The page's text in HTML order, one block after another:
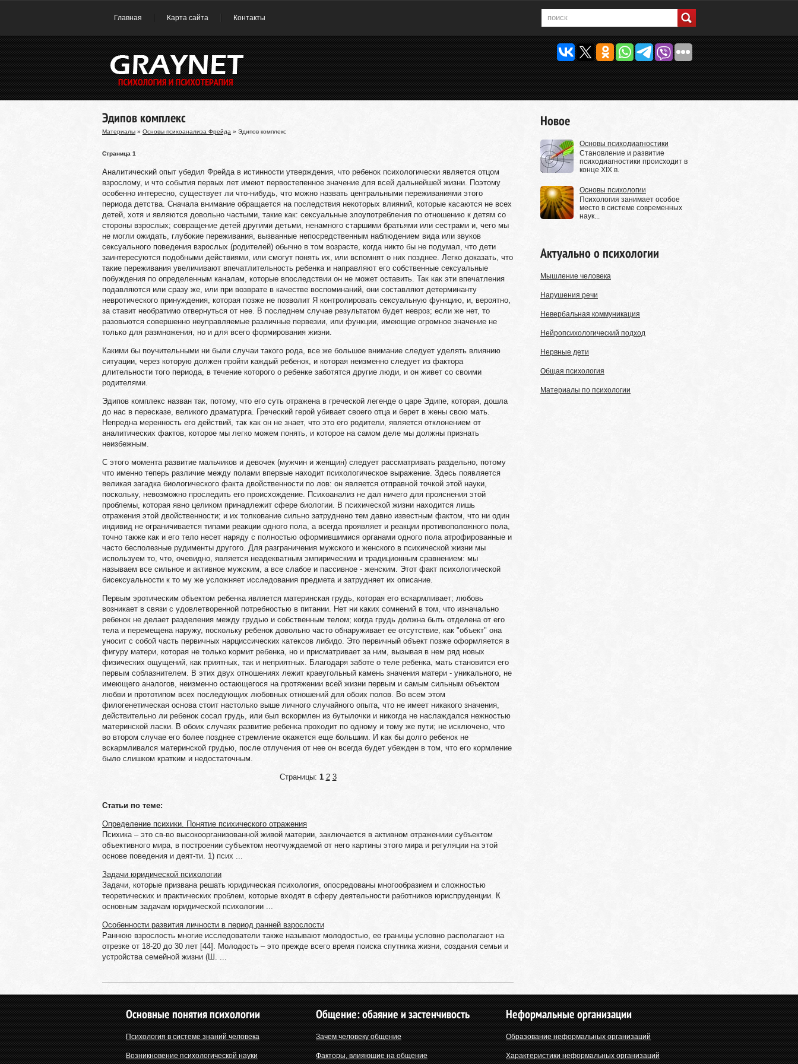
Главная Карта сайта Контакты
Новое
Основы психодиагностики
Становление и развитие
психодиагностики происходит в
конце XIX в.
Основы психологии
Психология занимает особое
место в системе современных
наук...
Актуально о психологии
Мышление человека
Нарушения речи
Невербальная коммуникация
Нейропсихологический подход
Нервные дети
Общая психология
Материалы по психологии
Эдипов комплекс
Материалы » Основы психоанализа Фрейда » Эдипов комплекс
Страница 1
Аналитический опыт убедил Фрейда в истинности утверждения, что ребенок психологически является отцом
взрослому, и что события первых лет имеют первостепенное значение для всей дальнейшей жизни. Поэтому
особенно интересно, существует ли что-нибудь, что можно назвать центральными переживаниями этого
периода детства. Сначала внимание обращается на последствия некоторых влияний, которые касаются не всех
детей, хотя и являются довольно частыми, такие как: сексуальные злоупотребления по отношению к детям со
стороны взрослых; совращение детей другими детьми, ненамного старшими братьями или сестрами и, чего мы
не могли ожидать, глубокие переживания, вызванные непосредственным наблюдением вида или звуков
сексуального поведения взрослых (родителей) обычно в том возрасте, когда никто бы не подумал, что дети
заинтересуются подобными действиями, или смогут понять их, или вспомнят о них позднее. Легко доказать, что
такие переживания увеличивают впечатлительность ребенка и направляют его собственные сексуальные
побуждения по определенным каналам, которые впоследствии он не может оставить. Так как эти впечатления
подавляются или сразу же, или при возврате в качестве воспоминаний, они составляют детерминанту
невротического принуждения, которая позже не позволит Я контролировать сексуальную функцию, и, вероятно,
за ставит необратимо отвернуться от нее. В последнем случае результатом будет невроз; если же нет, то
разовьются совершенно неуправляемые различные первезии, или функции, имеющие огромное значение не
только для размножения, но и для всего формирования жизни.
Какими бы поучительными ни были случаи такого рода, все же большое внимание следует уделять влиянию
ситуации, через которую должен пройти каждый ребенок, и которая неизменно следует из фактора
длительности того периода, в течение которого о ребенке заботятся другие люди, и он живет со своими
родителями.
Эдипов комплекс назван так, потому, что его суть отражена в греческой легенде о царе Эдипе, которая, дошла
до нас в пересказе, великого драматурга. Греческий герой убивает своего отца и берет в жены свою мать.
Непредна меренность его действий, так как он не знает, что это его родители, является отклонением от
аналитических фактов, которое мы легко можем понять, и которое на самом деле мы должны признать
неизбежным.
С этого момента развитие мальчиков и девочек (мужчин и женщин) следует рассматривать раздельно, потому
что именно теперь различие между полами впервые находит психологическое выражение. Здесь появляется
великая загадка биологического факта двойственности по лов: он является отправной точкой этой науки,
поскольку, невозможно проследить его происхождение. Психоанализ не дал ничего для прояснения этой
проблемы, которая явно целиком принадлежит сфере биологии. В психической жизни находится лишь
отражения этой двойственности; и их толкование сильно затруднено тем давно известным фактом, что ни один
индивид не ограничивается типами реакции одного пола, а всегда проявляет и реакции противоположного пола,
точно также как и его тело несет наряду с полностью оформившимися органами одного пола атрофированные и
часто бесполезные рудименты другого. Для разграничения мужского и женского в психической жизни мы
используем то, что, очевидно, является неадекватным эмпирическим и традиционным сравнением: мы
называем все сильное и активное мужским, а все слабое и пассивное - женским. Этот факт психологической
бисексуальности к то му же усложняет исследования предмета и затрудняет их описание.
Первым эротическим объектом ребенка является материнская грудь, которая его вскармливает; любовь
возникает в связи с удовлетворенной потребностью в питании. Нет ни каких сомнений в том, что изначально
ребенок не делает разделения между грудью и собственным телом; когда грудь должна быть отделена от его
тела и перемещена наружу, поскольку ребенок довольно часто обнаруживает ее отсутствие, как "объект" она
уносит с собой часть первичных нарциссических катексов либидо. Это первичный объект позже оформляется в
фигуру матери, которая не только кормит ребенка, но и присматривает за ним, вызывая в нем ряд новых
физических ощущений, как приятных, так и неприятных. Благодаря заботе о теле ребенка, мать становится его
первым соблазнителем. В этих двух отношениях лежит краеугольный камень значения матери - уникального, не
имеющего аналогов, неизменно остающегося на протяжении всей жизни первым и самым сильным объектом
любви и прототипом всех последующих любовных отношений для обоих полов. Во всем этом
филогенетическая основа стоит настолько выше личного случайного опыта, что не имеет никакого значения,
действительно ли ребенок сосал грудь, или был вскормлен из бутылочки и никогда не наслаждался нежностью
материнской ласки. В обоих случаях развитие ребенка проходит по одному и тому же пути; не исключено, что
во втором случае его более позднее стремление окажется еще большим. И как бы долго ребенок не
вскармливался материнской грудью, после отлучения от нее он всегда будет убежден в том, что его кормление
было слишком кратким и недостаточным.
Страницы: 1 2 3
Статьи по теме:
Определение психики. Понятие психического отражения
Психика – это св-во высокоорганизованной живой материи, заключается в активном отражениии субъектом
объективного мира, в построении субъектом неотчуждаемой от него картины этого мира и регуляции на этой
основе поведения и деят-ти. 1) псих ...
Задачи юридической психологии
Задачи, которые призвана решать юридическая психология, опосредованы многообразием и сложностью
теоретических и практических проблем, которые входят в сферу деятельности работников юриспруденции. К
основным задачам юридической психологии ...
Особенности развития личности в период ранней взрослости
Раннюю взрослость многие исследователи также называют молодостью, ее границы условно располагают на
отрезке от 18-20 до 30 лет [44]. Молодость – это прежде всего время поиска спутника жизни, создания семьи и
устройства семейной жизни (Ш. ...
Основные понятия психологии
Психология в системе знаний человека
Возникновение психологической науки
Общение: обаяние и застенчивость
Зачем человеку общение
Факторы, влияющие на общение
Неформальные организации
Образование неформальных организаций
Характеристики неформальных организаций